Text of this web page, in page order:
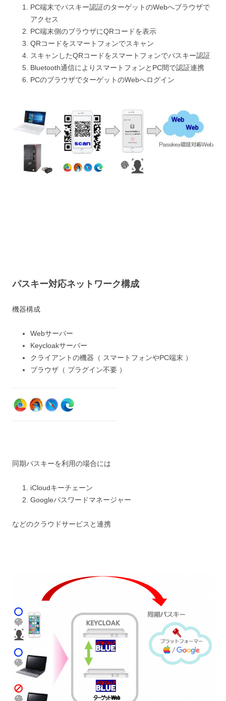
PC端末でパスキー認証のターゲットのWebへブラウザで
アクセス
PC端末側のブラウザにQRコードを表示
QRコードをスマートフォンでスキャン
スキャンしたQRコードをスマートフォンでパスキー認証
Bluetooth通信によりスマートフォンとPC間で認証連携
PCのブラウザでターゲットのWebへログイン
パスキー対応ネットワーク構成
機器構成
Webサーバー
Keycloakサーバー
クライアントの機器（ スマートフォンやPC端末 ）
ブラウザ（ プラグイン不要 ）
同期パスキーを利用の場合には
iCloudキーチェーン
Googleパスワードマネージャー
などのクラウドサービスと連携